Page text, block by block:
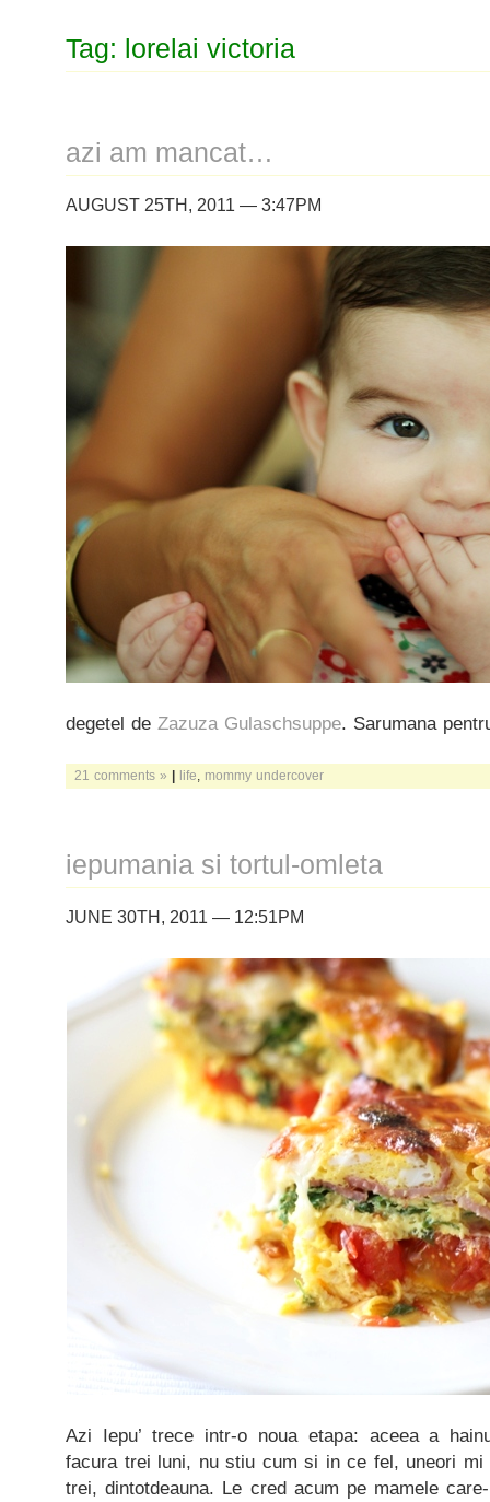
Tag: lorelai victoria
azi am mancat…
AUGUST 25TH, 2011 — 3:47PM
degetel de Zazuza Gulaschsuppe. Sarumana
21 comments » | life mommy undercover
iepumania si tortul-omleta
JUNE 30TH, 2011 — 12:51PM
Azi Iepu’ trece intr-o noua etapa: aceea a
facura trei luni, nu stiu cum si in ce fel, uneori
trei, dintotdeauna. Le cred acum pe mamele